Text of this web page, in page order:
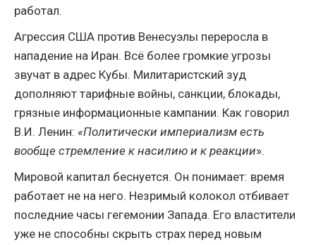
работал.
Агрессия США против Венесуэлы переросла в
нападение на Иран. Всё более громкие угрозы
звучат в адрес Кубы. Милитаристский зуд
дополняют тарифные войны, санкции, блокады,
грязные информационные кампании. Как говорил
В.И. Ленин: «Политически империализм есть
вообще стремление к насилию и к реакции».
Мировой капитал беснуется. Он понимает: время
работает не на него. Незримый колокол отбивает
последние часы гегемонии Запада. Его властители
уже не способны скрыть страх перед новым